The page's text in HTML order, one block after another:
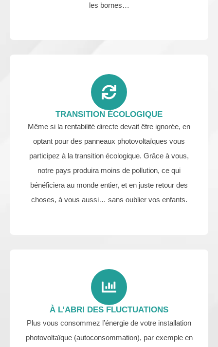
les bornes…
TRANSITION ÉCOLOGIQUE
Même si la rentabilité directe devait être ignorée, en
optant pour des panneaux photovoltaïques vous
participez à la transition écologique. Grâce à vous,
notre pays produira moins de pollution, ce qui
bénéficiera au monde entier, et en juste retour des
choses, à vous aussi… sans oublier vos enfants.
À L’ABRI DES FLUCTUATIONS
Plus vous consommez l’énergie de votre installation
photovoltaïque (autoconsommation), par exemple en